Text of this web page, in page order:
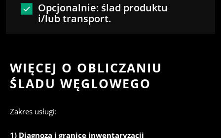
Opcjonalnie: ślad produktu
i/lub transport.
WIĘCEJ O OBLICZANIU
ŚLADU WĘGLOWEGO
Zakres usługi:
1) Diagnoza i granice inwentaryzacji